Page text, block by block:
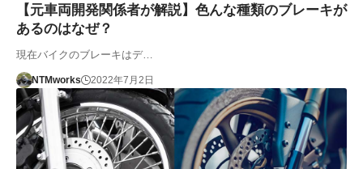
【元車両開発関係者が解説】色んな種類のブレーキが
あるのはなぜ？
現在バイクのブレーキはデ…
NTMworks 2022年7月2日